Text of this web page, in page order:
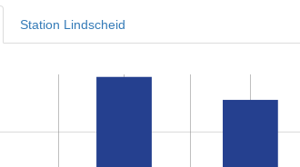
Station Lindscheid